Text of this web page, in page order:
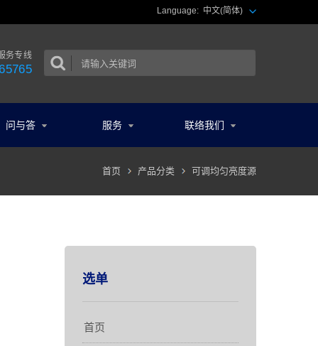
Language: 中文(简体)
务专线
问与答 服务 联络我们
首页 产品分类 可调均匀亮度源
选单
首页